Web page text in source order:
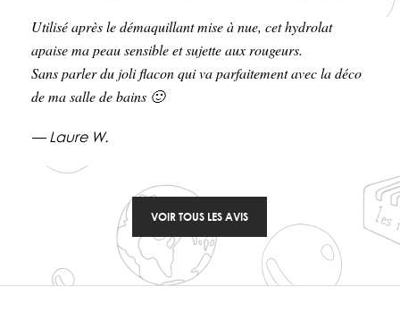
Utilisé après le démaquillant mise à nue, cet hydrolat
apaise ma peau sensible et sujette aux rougeurs.
Sans parler du joli flacon qui va parfaitement avec la déco
de ma salle de bains 🙂
— Laure W.
VOIR TOUS LES AVIS